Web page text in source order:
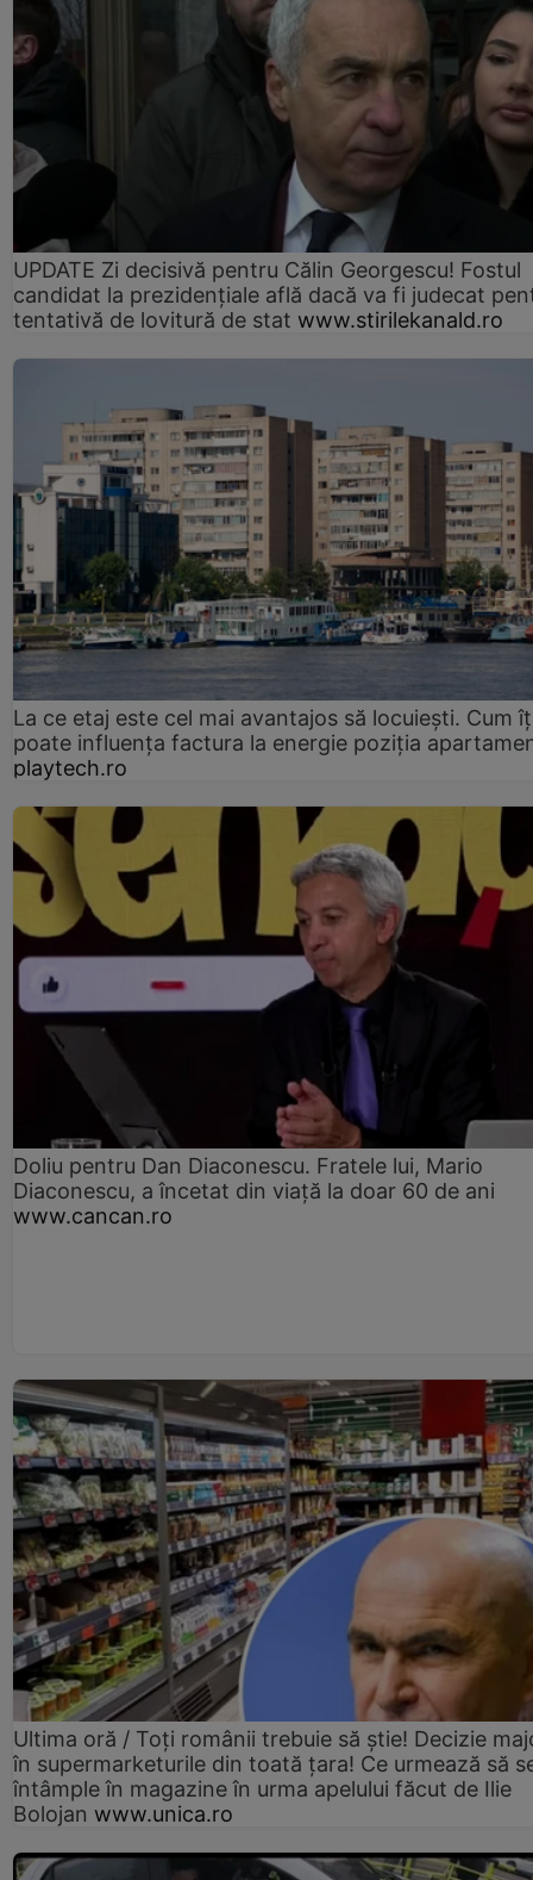
UPDATE Zi decisivă pentru Călin Georgescu! Fostul
candidat la prezidențiale află dacă va fi judecat
tentativă de lovitură de stat www.stirilekanald.ro
La ce etaj este cel mai avantajos să locuiești. Cum
poate influența factura la energie poziția
playtech.ro
Doliu pentru Dan Diaconescu. Fratele lui, Mario
Diaconescu, a încetat din viață la doar 60 de ani
www.cancan.ro
Ultima oră / Toți românii trebuie să știe! Decizie
în supermarketurile din toată țara! Ce urmează să
întâmple în magazine în urma apelului făcut de Ilie
Bolojan www.unica.ro